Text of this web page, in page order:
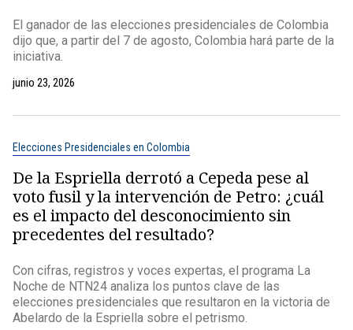
El ganador de las elecciones presidenciales de Colombia
dijo que, a partir del 7 de agosto, Colombia hará parte de la
iniciativa.
junio 23, 2026
Elecciones Presidenciales en Colombia
De la Espriella derrotó a Cepeda pese al
voto fusil y la intervención de Petro: ¿cuál
es el impacto del desconocimiento sin
precedentes del resultado?
Con cifras, registros y voces expertas, el programa La
Noche de NTN24 analiza los puntos clave de las
elecciones presidenciales que resultaron en la victoria de
Abelardo de la Espriella sobre el petrismo.